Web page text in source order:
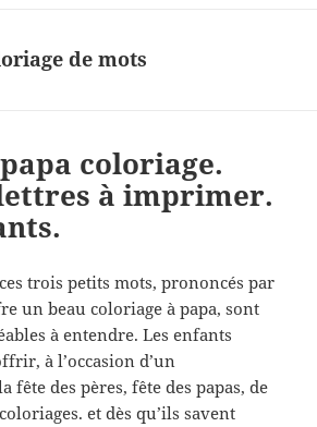
enfants.
de mots
coloriage.
à imprimer.
ces trois petits mots, prononcés par
un beau coloriage à papa, sont
à entendre. Les enfants
à l’occasion d’un
fête des pères, fête des papas, de
et dès qu’ils savent